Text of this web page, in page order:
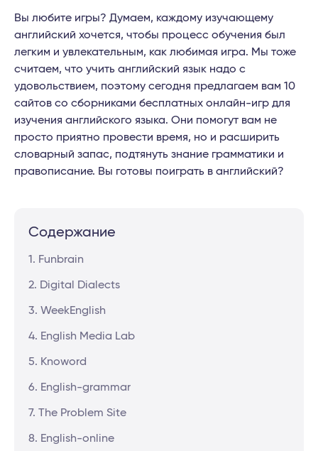
Вы любите игры? Думаем, каждому изучающему
английский хочется, чтобы процесс обучения был
легким и увлекательным, как любимая игра. Мы тоже
считаем, что учить английский язык надо с
удовольствием, поэтому сегодня предлагаем вам 10
сайтов со сборниками бесплатных онлайн-игр для
изучения английского языка. Они помогут вам не
просто приятно провести время, но и расширить
словарный запас, подтянуть знание грамматики и
правописание. Вы готовы поиграть в английский?
Содержание
1. Funbrain
2. Digital Dialects
3. WeekEnglish
4. English Media Lab
5. Knoword
6. English-grammar
7. The Problem Site
8. English-online